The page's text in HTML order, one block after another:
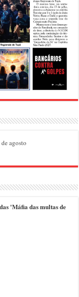
agosto
'Máfia das multas de